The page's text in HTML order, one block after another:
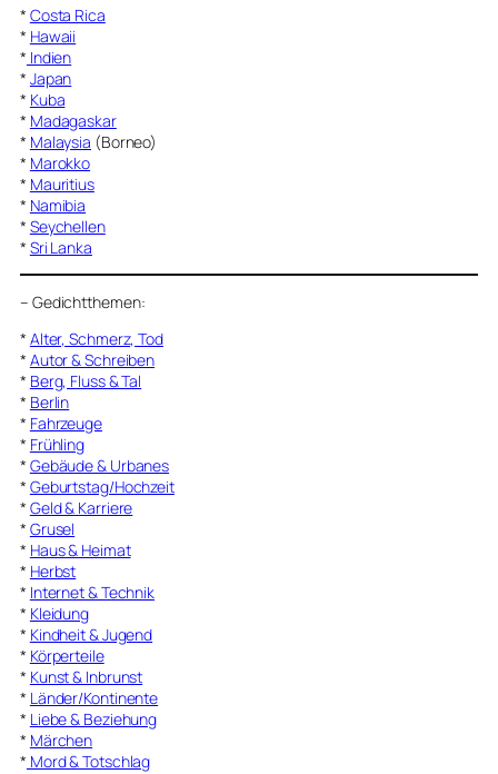
* Costa Rica
* Hawaii
* Indien
* Japan
* Kuba
* Madagaskar
* Malaysia (Borneo)
* Marokko
* Mauritius
* Namibia
* Seychellen
* Sri Lanka
– Gedichtthemen:
* Alter, Schmerz, Tod
* Autor & Schreiben
* Berg, Fluss & Tal
* Berlin
* Fahrzeuge
* Frühling
* Gebäude & Urbanes
* Geburtstag/Hochzeit
* Geld & Karriere
* Grusel
* Haus & Heimat
* Herbst
* Internet & Technik
* Kleidung
* Kindheit & Jugend
* Körperteile
* Kunst & Inbrunst
* Länder/Kontinente
* Liebe & Beziehung
* Märchen
* Mord & Totschlag